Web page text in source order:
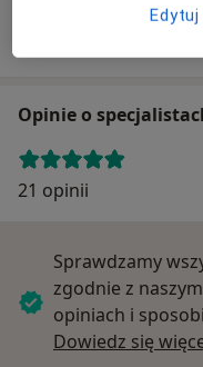
Blankowa 47, 58-316
Opinie o
21 opinii
Sprawdzamy
zgodnie z
opiniach i
Dowiedz się